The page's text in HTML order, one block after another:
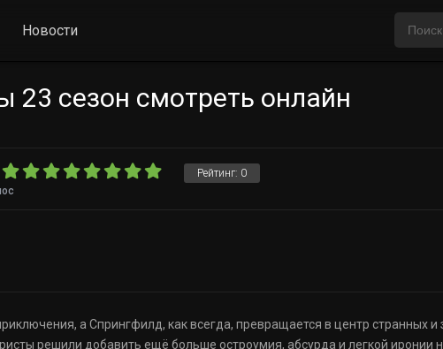
Новости
23 сезон смотреть онлайн
Рейтинг: 0
а Спрингфилд, как всегда, превращается в центр странных
решили добавить ещё больше остроумия, абсурда и легкой иронии